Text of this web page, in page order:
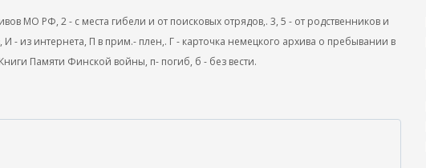
МО РФ, 2 - с места гибели и от поисковых отрядов,. 3, 5 - от родственников и
И - из интернета, П в прим.- плен,. Г - карточка немецкого архива о пребывании в
Памяти Финской войны, п- погиб, б - без вести.